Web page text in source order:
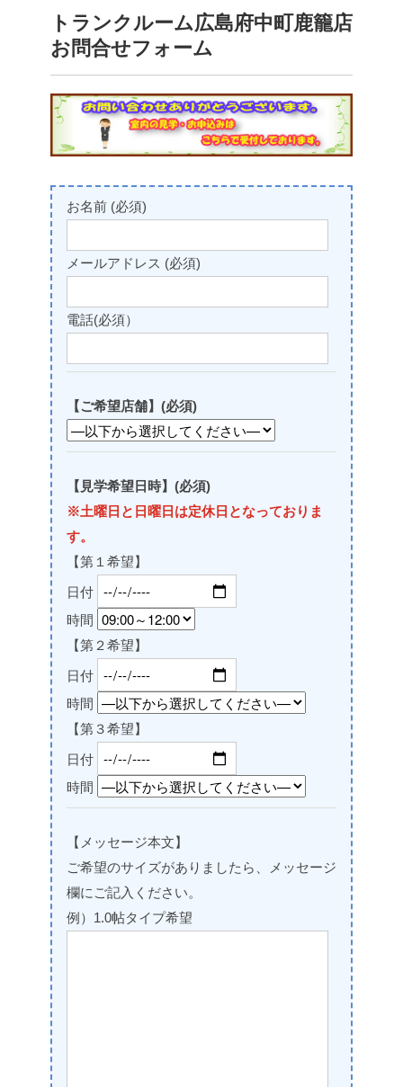
トランクルーム広島府中町鹿籠店
お問合せフォーム
お名前 (必須)
メールアドレス (必須)
電話(必須）
【ご希望店舗】(必須)
【見学希望日時】(必須)
※土曜日と日曜日は定休日となっておりま
す。
【第１希望】
日付
時間
【第２希望】
日付
時間
【第３希望】
日付
時間
【メッセージ本文】
ご希望のサイズがありましたら、メッセージ
欄にご記入ください。
例）1.0帖タイプ希望